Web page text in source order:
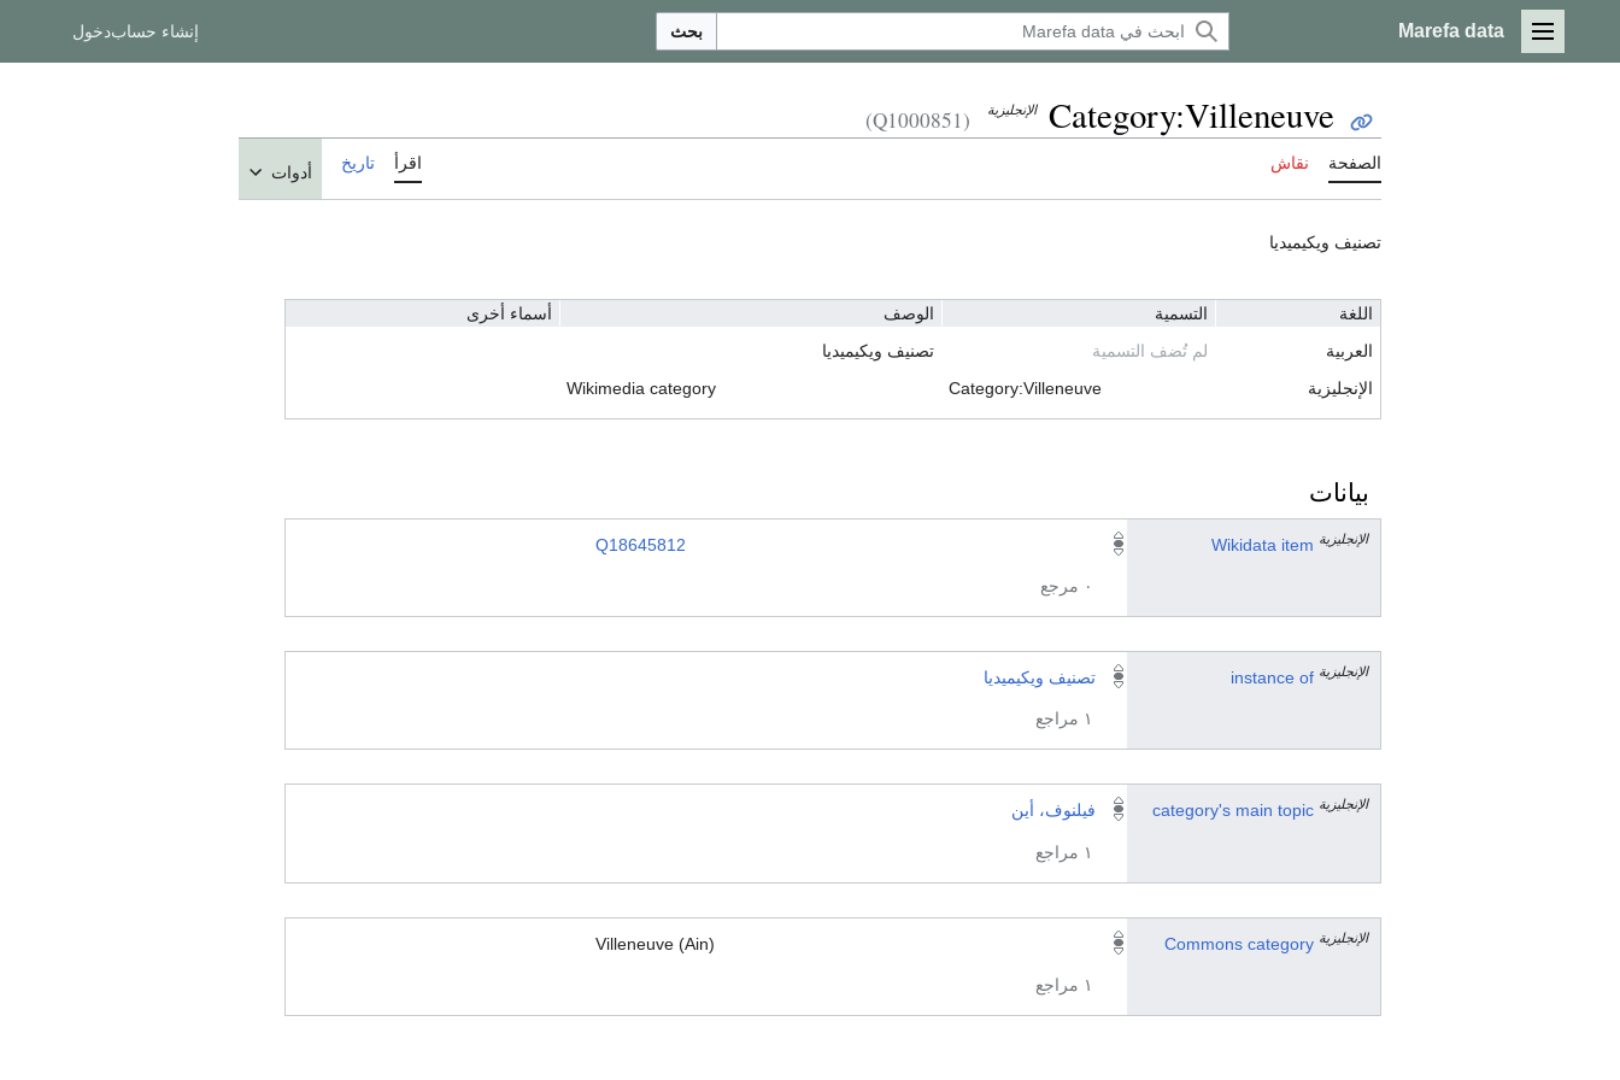
القائمة الرئيسية
Marefa data بحث إنشاء حسابدخول
Category:Villeneuve الإنجليزية (Q1000851)
الصفحة نقاش اقرأ تاريخ أدوات
تصنيف ويكيميديا
اللغة التسمية الوصف
أسماء أخرى
العربية
لم تُضف التسمية
تصنيف ويكيميديا
الإنجليزية
Category:Villeneuve
Wikimedia category
بيانات
Wikidata item الإنجليزية Q18645812
٠ مرجع
instance of الإنجليزية تصنيف ويكيميديا
١ مراجع
category's main topic الإنجليزية فيلنوف، أين
١ مراجع
Commons category الإنجليزية Villeneuve (Ain)
١ مراجع